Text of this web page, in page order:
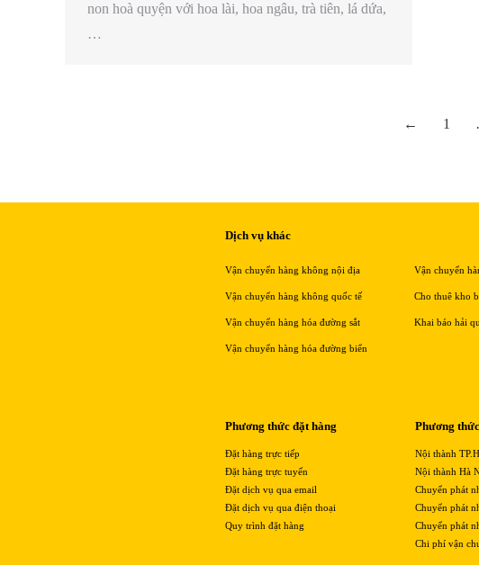
non hoà quyện với hoa lài, hoa ngâu, trà tiên, lá dứa,
…
← 1
Dịch vụ khác
Vận chuyển hàng không nội địa
Vận chuyển hàng không quốc tế
Vận chuyển hàng hóa đường sắt
Vận chuyển hàng hóa đường biển
Vận chuyển
Cho thuê kho
Khai báo hải
Phương thức đặt hàng
Đặt hàng trực tiếp
Đặt hàng trực tuyến
Đặt dịch vụ qua email
Đặt dịch vụ qua điện thoại
Quy trình đặt hàng
Phương
Nội thành
Nội thành Hà
Chuyển phát
Chuyển phát
Chuyển phát
Chi phí vận